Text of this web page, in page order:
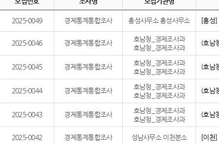
2025-0049 경제통계통합조사 홍성사무소 홍성사무소 [홍성
2025-0046 경제통계통합조사
호남청_경제조사과
호남청_경제조사과
(호남
2025-0045 경제통계통합조사
호남청_경제조사과
호남청_경제조사과
(호남
2025-0044 경제통계통합조사
호남청_경제조사과
호남청_경제조사과
(호남
2025-0043 경제통계통합조사
호남청_경제조사과
호남청_경제조사과
(호남
2025-0042 경제통계통합조사 성남사무소 이천분소 [이천